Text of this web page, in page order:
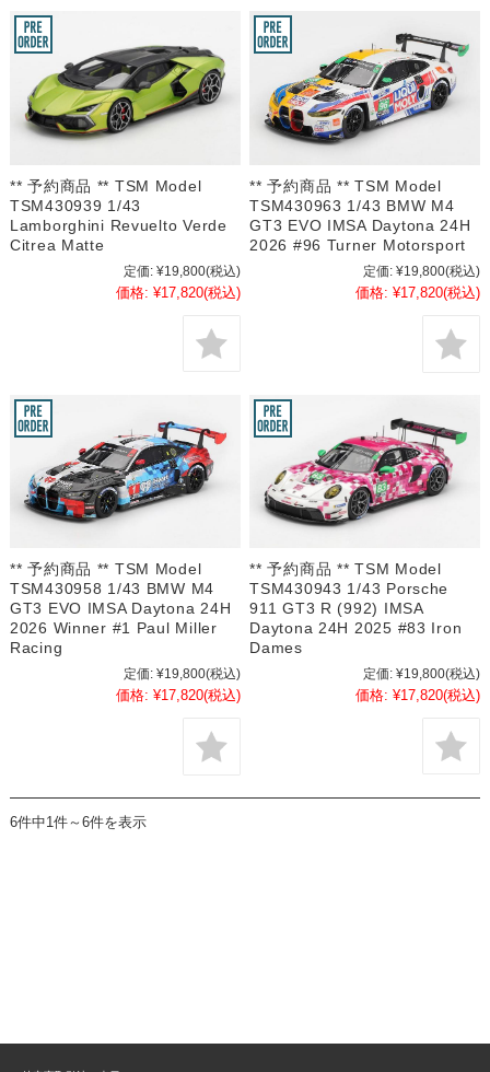
** 予約商品 ** TSM Model
TSM430939 1/43
Lamborghini Revuelto Verde
Citrea Matte
定価: ¥19,800(税込)
価格: ¥17,820(税込)
** 予約商品 ** TSM Model
TSM430963 1/43 BMW M4
GT3 EVO IMSA Daytona 24H
2026 #96 Turner Motorsport
定価: ¥19,800(税込)
価格: ¥17,820(税込)
** 予約商品 ** TSM Model
TSM430958 1/43 BMW M4
GT3 EVO IMSA Daytona 24H
2026 Winner #1 Paul Miller
Racing
定価: ¥19,800(税込)
価格: ¥17,820(税込)
** 予約商品 ** TSM Model
TSM430943 1/43 Porsche
911 GT3 R (992) IMSA
Daytona 24H 2025 #83 Iron
Dames
定価: ¥19,800(税込)
価格: ¥17,820(税込)
6件中1件～6件を表示